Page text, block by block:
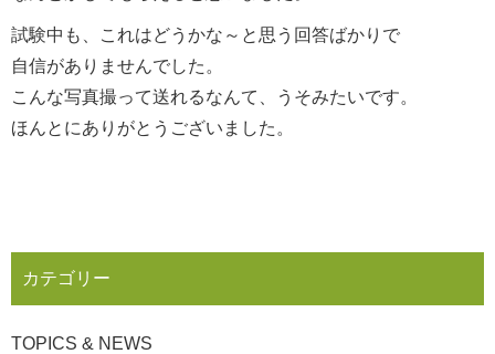
試験中も、これはどうかな～と思う回答ばかりで
自信がありませんでした。
こんな写真撮って送れるなんて、うそみたいです。
ほんとにありがとうございました。
カテゴリー
TOPICS & NEWS